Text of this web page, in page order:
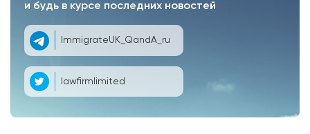
и будь в курсе последних новостей
ImmigrateUK_QandA_ru
lawfirmlimited